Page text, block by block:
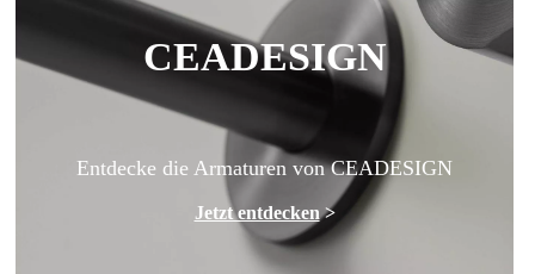
CEADESIGN
Entdecke die Armaturen von CEADESIGN
Jetzt entdecken>